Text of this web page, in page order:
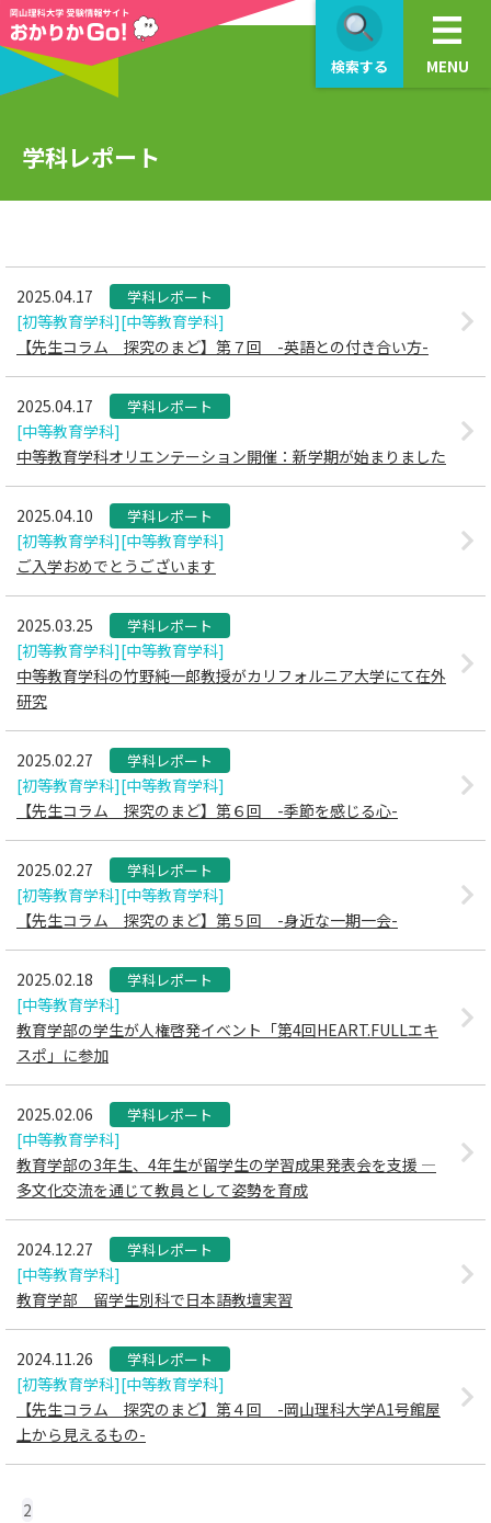
検索する MENU
学科レポート
2025.04.17 学科レポート
[初等教育学科][中等教育学科]
【先生コラム 探究のまど】第７回 -英語との付き合い方-
2025.04.17 学科レポート
[中等教育学科]
中等教育学科オリエンテーション開催：新学期が始まりました
2025.04.10 学科レポート
[初等教育学科][中等教育学科]
ご入学おめでとうございます
2025.03.25 学科レポート
[初等教育学科][中等教育学科]
中等教育学科の竹野純一郎教授がカリフォルニア大学にて在外
研究
2025.02.27 学科レポート
[初等教育学科][中等教育学科]
【先生コラム 探究のまど】第６回 -季節を感じる心-
2025.02.27 学科レポート
[初等教育学科][中等教育学科]
【先生コラム 探究のまど】第５回 -身近な一期一会-
2025.02.18 学科レポート
[中等教育学科]
教育学部の学生が人権啓発イベント「第4回HEART.FULLエキ
スポ」に参加
2025.02.06 学科レポート
[中等教育学科]
教育学部の3年生、4年生が留学生の学習成果発表会を支援 —
多文化交流を通じて教員として姿勢を育成
2024.12.27 学科レポート
[中等教育学科]
教育学部 留学生別科で日本語教壇実習
2024.11.26 学科レポート
[初等教育学科][中等教育学科]
【先生コラム 探究のまど】第４回 -岡山理科大学A1号館屋
上から見えるもの-
2